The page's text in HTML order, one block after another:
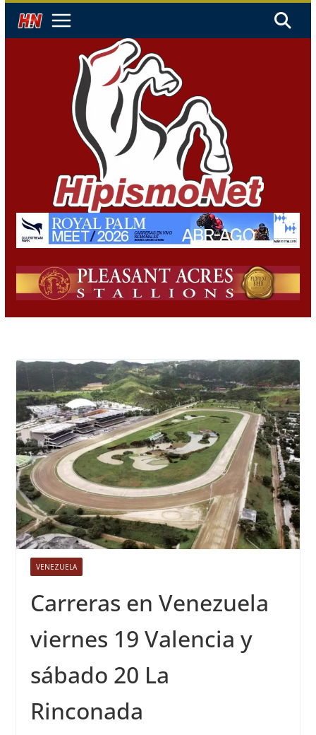
VENEZUELA
Carreras en Venezuela
viernes 19 Valencia y
sábado 20 La
Rinconada